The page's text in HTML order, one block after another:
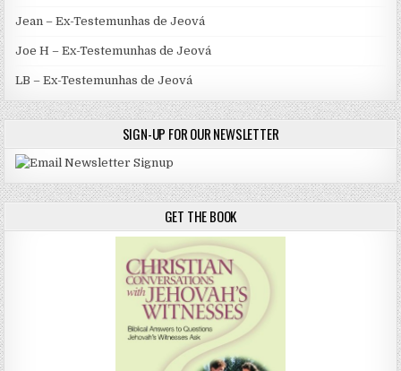
Jean – Ex-Testemunhas de Jeová
Joe H – Ex-Testemunhas de Jeová
LB – Ex-Testemunhas de Jeová
SIGN-UP FOR OUR NEWSLETTER
GET THE BOOK